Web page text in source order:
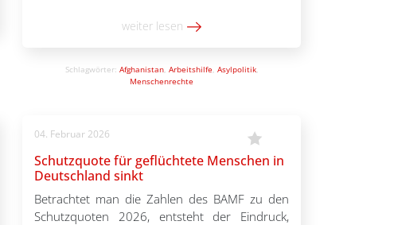
bekommen. Die Willkür und Irrationalität des
Entscheidungspraxis des […]
weiter lesen
Schlagwörter: Afghanistan, Arbeitshilfe, Asylpolitik,
Menschenrechte
04. Februar 2026
Schutzquote für geflüchtete Menschen in
Deutschland sinkt
Betrachtet man die Zahlen des BAMF zu den
Schutzquoten 2026, entsteht der Eindruck,